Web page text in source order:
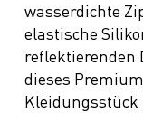
wasserdichte
elastische
reflektierenden
dieses